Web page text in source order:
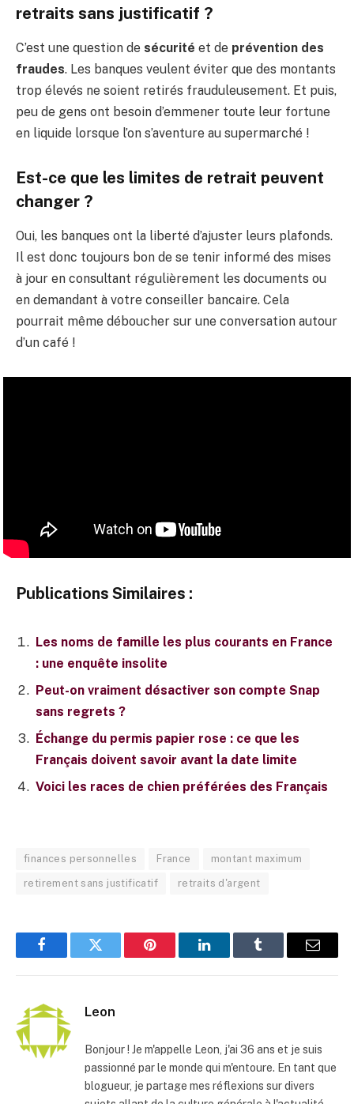
retraits sans justificatif ?
C’est une question de sécurité et de prévention des
fraudes. Les banques veulent éviter que des montants
trop élevés ne soient retirés frauduleusement. Et puis,
peu de gens ont besoin d’emmener toute leur fortune
en liquide lorsque l’on s’aventure au supermarché !
Est-ce que les limites de retrait peuvent
changer ?
Oui, les banques ont la liberté d’ajuster leurs plafonds.
Il est donc toujours bon de se tenir informé des mises
à jour en consultant régulièrement les documents ou
en demandant à votre conseiller bancaire. Cela
pourrait même déboucher sur une conversation autour
d’un café !
Publications Similaires :
Les noms de famille les plus courants en France
: une enquête insolite
Peut-on vraiment désactiver son compte Snap
sans regrets ?
Échange du permis papier rose : ce que les
Français doivent savoir avant la date limite
Voici les races de chien préférées des Français
finances personnelles France montant maximum
retirement sans justificatif retraits d'argent
FacebookTwitter Pinterest LinkedInTumblr
E-
Leon
Bonjour ! Je m'appelle Leon, j'ai 36 ans et je suis
passionné par le monde qui m'entoure. En tant que
blogueur, je partage mes réflexions sur divers